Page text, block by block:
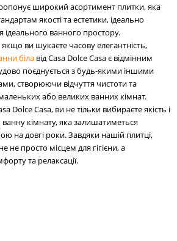
широкий асортимент плитки, яка
якості та естетики, ідеально
ідеального ванного простору.
якщо ви шукаєте часову елегантність,
біла від Casa Dolce Casa є відмінним
поєднується з будь-якими іншими
створюючи відчуття чистоти та
або великих ванних кімнат.
Dolce Casa, ви не тільки вибираєте якість і
ванну кімнату, яка залишатиметься
на довгі роки. Завдяки нашій плитці,
не просто місцем для гігієни, а
та релаксації.